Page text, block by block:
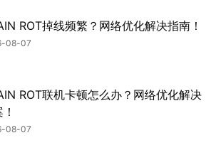
ROT掉线频繁？网络优化解决指南！
08-07
ROT联机卡顿怎么办？网络优化解决
08-07